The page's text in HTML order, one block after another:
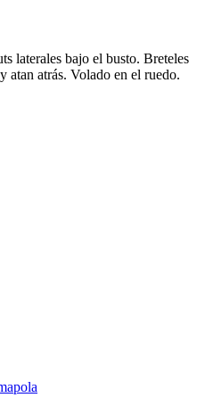
laterales bajo el busto. Breteles
atan atrás. Volado en el ruedo.